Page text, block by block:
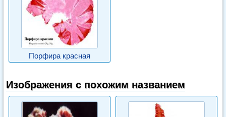
Порфира красная
Изображения с похожим названием